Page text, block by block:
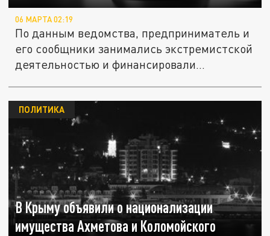
06 МАРТА 02:19
По данным ведомства, предприниматель и
его сообщники занимались экстремистской
деятельностью и финансировали...
В Крыму объявили о национализации
имущества Ахметова и Коломойского
ПОЛИТИКА